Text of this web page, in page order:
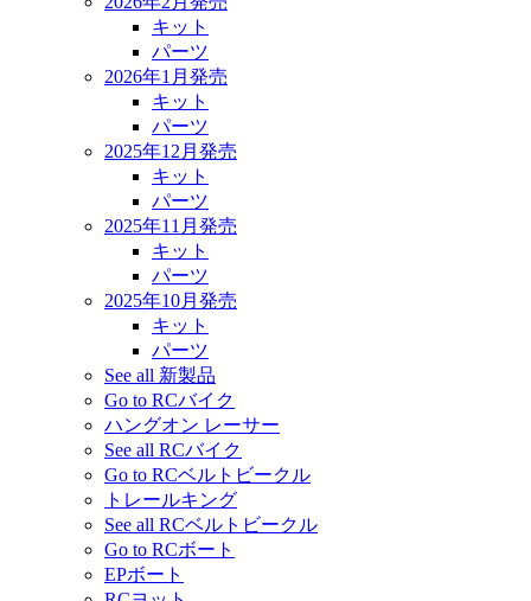
キット
パーツ
2026年1月発売
キット
パーツ
2025年12月発売
キット
パーツ
2025年11月発売
キット
パーツ
2025年10月発売
キット
パーツ
See all 新製品
Go to RCバイク
ハングオン レーサー
See all RCバイク
Go to RCベルトビークル
トレールキング
See all RCベルトビークル
Go to RCボート
EPボート